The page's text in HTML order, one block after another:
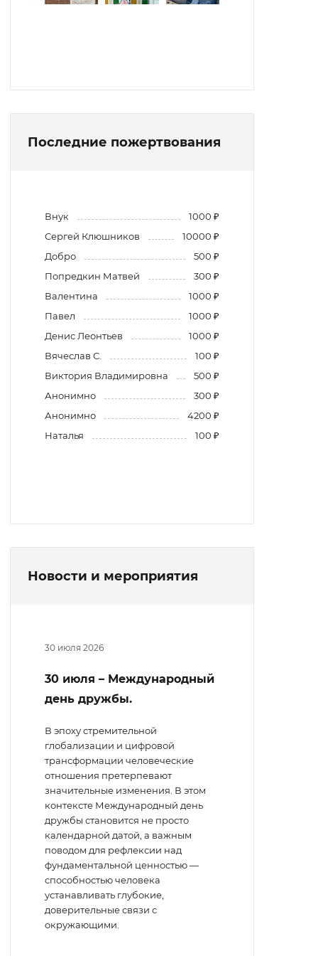
Последние пожертвования
Внук
1000 ₽
Сергей Клюшников
10000 ₽
Добро
500 ₽
Попредкин Матвей
300 ₽
Валентина
1000 ₽
Павел
1000 ₽
Денис Леонтьев
1000 ₽
Вячеслав С.
100 ₽
Виктория Владимировна
500 ₽
Анонимно
300 ₽
Анонимно
4200 ₽
Наталья
100 ₽
Новости и мероприятия
30 июля 2026
30 июля – Международный
день дружбы.
В эпоху стремительной
глобализации и цифровой
трансформации человеческие
отношения претерпевают
значительные изменения. В этом
контексте Международный день
дружбы становится не просто
календарной датой, а важным
поводом для рефлексии над
фундаментальной ценностью —
способностью человека
устанавливать глубокие,
доверительные связи с
окружающими.